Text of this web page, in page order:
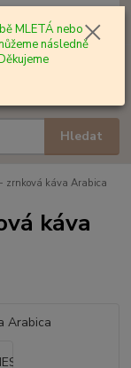
Hledat
za0,00 Kč
zrnková káva Arabica
káva
MLETÁ nebo
následně